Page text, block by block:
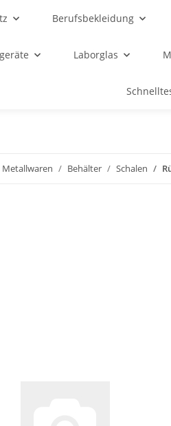
Berufsbekleidung
Laborglas
Metallwaren Behälter Schalen